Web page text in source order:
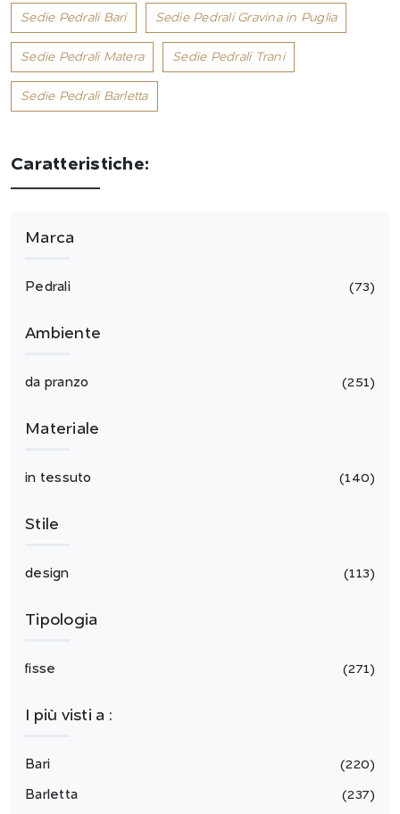
Sedie Pedrali Bari Sedie Pedrali Gravina in Puglia
Sedie Pedrali Matera Sedie Pedrali Trani
Sedie Pedrali Barletta
Caratteristiche:
Marca
Pedrali 73
Ambiente
da pranzo 251
Materiale
in tessuto 140
Stile
design 113
Tipologia
fisse 271
I più visti a :
Bari 220
Barletta 237